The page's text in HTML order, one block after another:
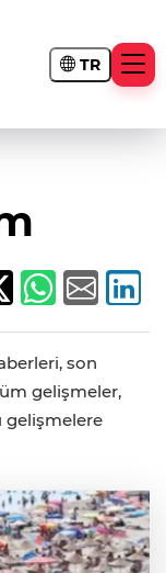
TR
son
gelişmeler,
gelişmelere